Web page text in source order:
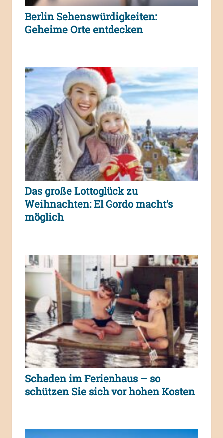
Berlin Sehenswürdigkeiten:
Geheime Orte entdecken
Das große Lottoglück zu
Weihnachten: El Gordo macht’s
möglich
Schaden im Ferienhaus – so
schützen Sie sich vor hohen Kosten